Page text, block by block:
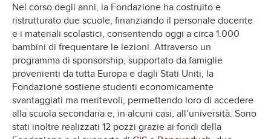
Nel corso degli anni, la Fondazione ha costruito e
ristrutturato due scuole, finanziando il personale docente
e i materiali scolastici, consentendo oggi a circa 1.000
bambini di frequentare le lezioni. Attraverso un
programma di sponsorship, supportato da famiglie
provenienti da tutta Europa e dagli Stati Uniti, la
Fondazione sostiene studenti economicamente
svantaggiati ma meritevoli, permettendo loro di accedere
alla scuola secondaria e, in alcuni casi, all’università. Sono
stati inoltre realizzati 12 pozzi grazie ai fondi della